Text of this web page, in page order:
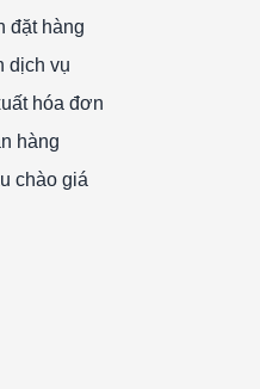
đặt hàng
dịch vụ
hóa đơn
hàng
chào giá